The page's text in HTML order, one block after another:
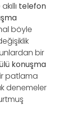
telefon
böyle
bir
konuşma
patlama
denemeler